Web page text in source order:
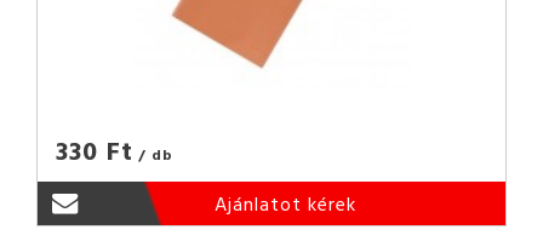
330 Ft / db
Ajánlatot kérek